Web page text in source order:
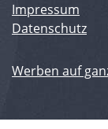
Impressum
Datenschutz
Werben auf